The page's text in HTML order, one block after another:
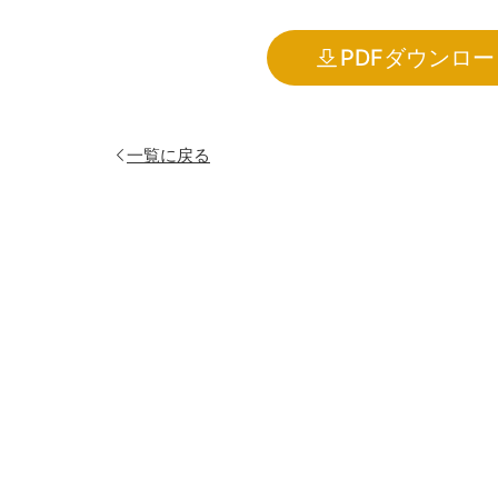
PDFダウンロ
一覧に戻る